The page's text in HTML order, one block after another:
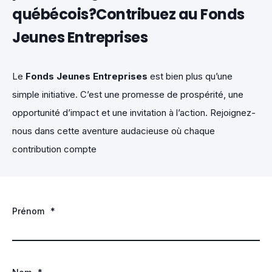
québécois?Contribuez au Fonds
Jeunes Entreprises
Le Fonds Jeunes Entreprises est bien plus qu’une
simple initiative. C’est une promesse de prospérité, une
opportunité d’impact et une invitation à l’action. Rejoignez-
nous dans cette aventure audacieuse où chaque
contribution compte
Prénom *